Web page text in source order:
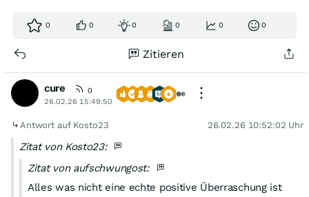
0 0 0 0 0 0
Zitieren
cure
0
26.02.26 15:49:50
Antwort auf Kosto23 26.02.26 10:52:02 Uhr
Zitat von Kosto23:
Zitat von aufschwungost:
Alles was nicht eine echte positive Überraschung ist